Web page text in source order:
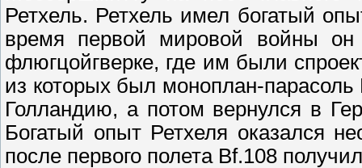
Ретхель. Ретхель имел богатый
время первой мировой войны он
флюгцойгверке, где им были
из которых был моноплан-
Голландию, а потом вернулся в
Богатый опыт Ретхеля оказался
после первого полета Bf.108